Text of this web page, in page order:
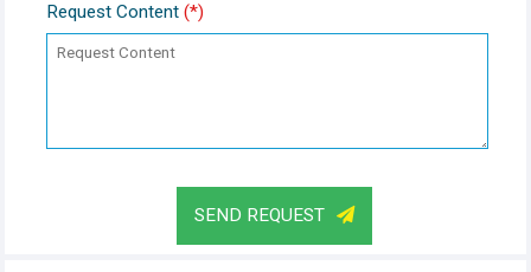
Request Content (*)
SEND REQUEST